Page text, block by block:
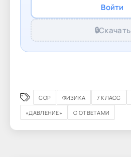
Войти
🔒Скачать
СОР ФИЗИКА 7 КЛАСС
«ДАВЛЕНИЕ»
С ОТВЕТАМИ